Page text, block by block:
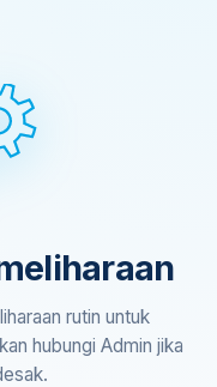
rutin untuk
hubungi Admin jika